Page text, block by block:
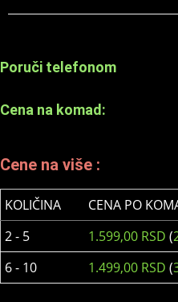
Poruči telefonom
Cena na komad:
Cene na više :
KOLIČINA
CENA PO
2 - 5
1.599,00 RSD (
6 - 10
1.499,00 RSD (